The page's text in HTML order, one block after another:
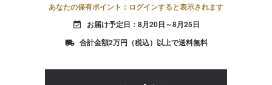
あなたの保有ポイント：ログインすると表示されます
event_available お届け予定日：8月20日～8月25日
local_shipping 合計金額2万円（税込）以上で送料無料